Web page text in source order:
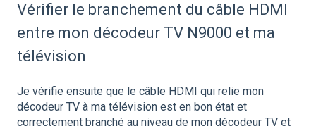
Vérifier le branchement du câble HDMI
entre mon décodeur TV N9000 et ma
télévision
Je vérifie ensuite que le câble HDMI qui relie mon
décodeur TV à ma télévision est en bon état et
correctement branché au niveau de mon décodeur TV et